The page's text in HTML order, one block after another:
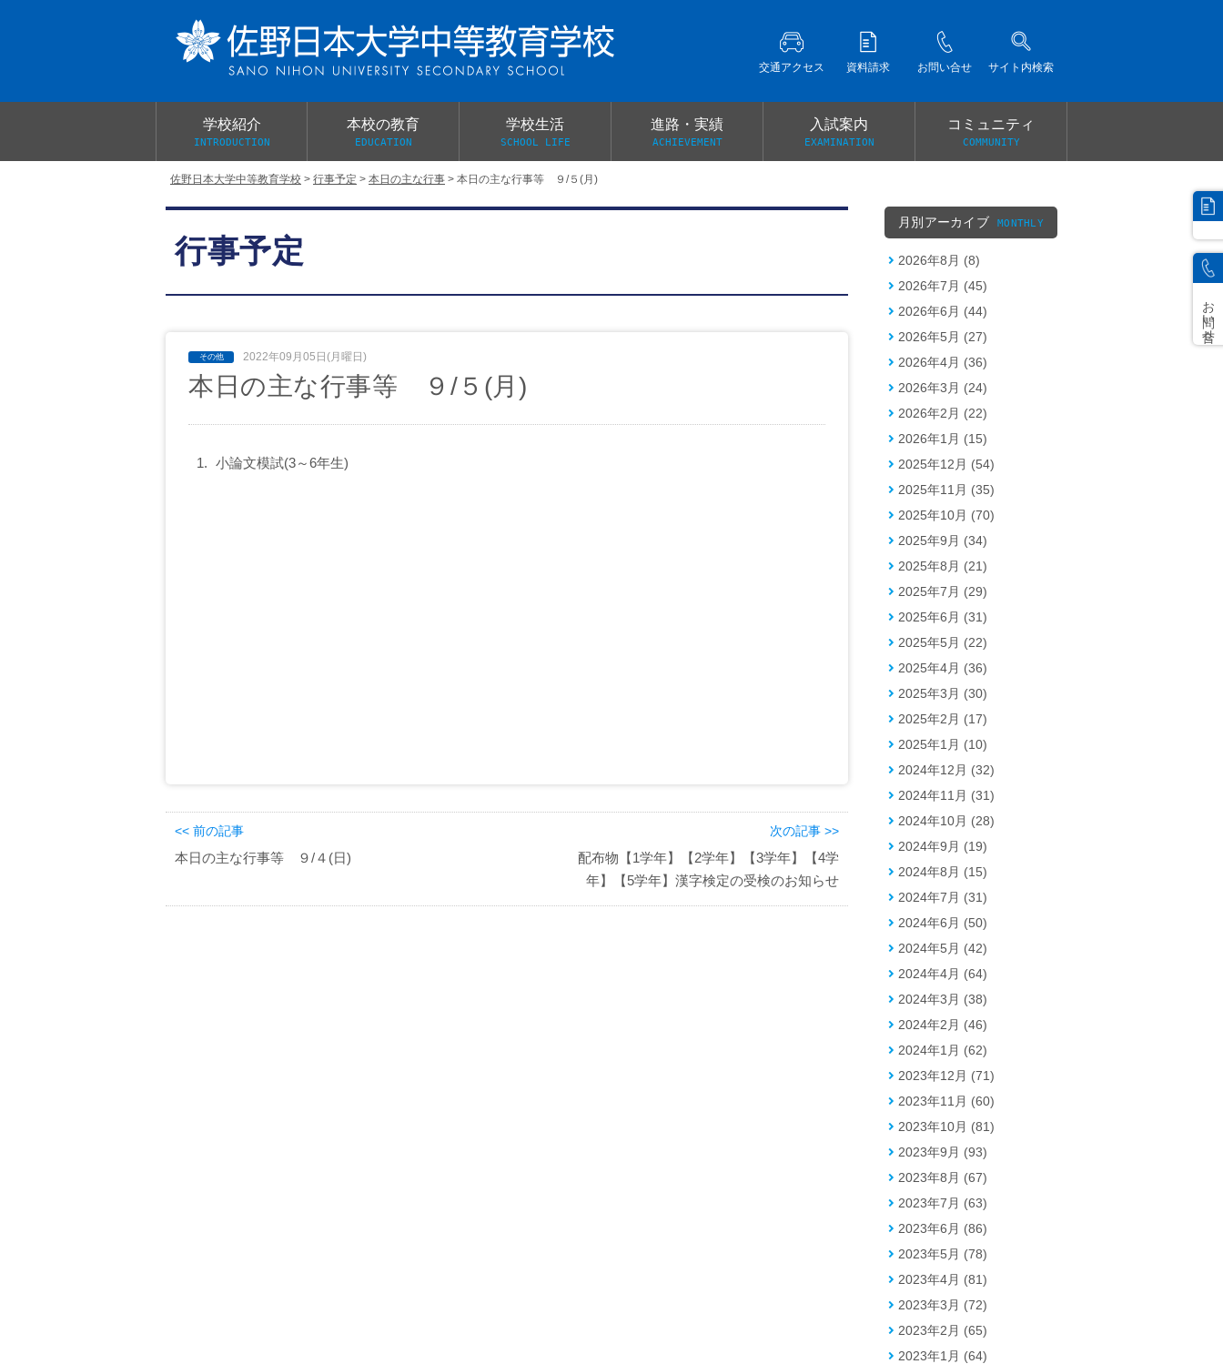
お問い合せ
交通アクセス 資料請求 お問い合せ サイト内検索
佐野日本大学中等教育学校 > 行事予定 > 本日の主な行事 > 本日の主な行事等 ９/５(月)
学校紹介
INTRODUCTION
学校案内パンフレット
本校の教育
EDUCATION
総合的探究（学習）の時間
学校生活
SCHOOL LIFE
制服紹介
進路・実績
ACHIEVEMENT
入試案内
EXAMINATION
コミュニティ
COMMUNITY
桜美会
行事予定
2022年09月05日(月曜日)
本日の主な行事等 ９/５(月)
小論文模試(3～6年生)
<< 前の記事
本日の主な行事等 ９/４(日)
次の記事 >>
配布物【1学年】【2学年】【3学年】【4学
年】【5学年】漢字検定の受検のお知らせ
月別アーカイブ MONTHLY
2026年8月 (8)
2026年7月 (45)
2026年6月 (44)
2026年5月 (27)
2026年4月 (36)
2026年3月 (24)
2026年2月 (22)
2026年1月 (15)
2025年12月 (54)
2025年11月 (35)
2025年10月 (70)
2025年9月 (34)
2025年8月 (21)
2025年7月 (29)
2025年6月 (31)
2025年5月 (22)
2025年4月 (36)
2025年3月 (30)
2025年2月 (17)
2025年1月 (10)
2024年12月 (32)
2024年11月 (31)
2024年10月 (28)
2024年9月 (19)
2024年8月 (15)
2024年7月 (31)
2024年6月 (50)
2024年5月 (42)
2024年4月 (64)
2024年3月 (38)
2024年2月 (46)
2024年1月 (62)
2023年12月 (71)
2023年11月 (60)
2023年10月 (81)
2023年9月 (93)
2023年8月 (67)
2023年7月 (63)
2023年6月 (86)
2023年5月 (78)
2023年4月 (81)
2023年3月 (72)
2023年2月 (65)
2023年1月 (64)